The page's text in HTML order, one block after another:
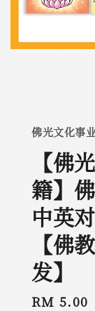
佛光文化事
【佛
籍】
中英
【佛
发】
Regular
RM 5.00